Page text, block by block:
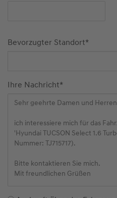
Bevorzugter Standort*
Ihre Nachricht*